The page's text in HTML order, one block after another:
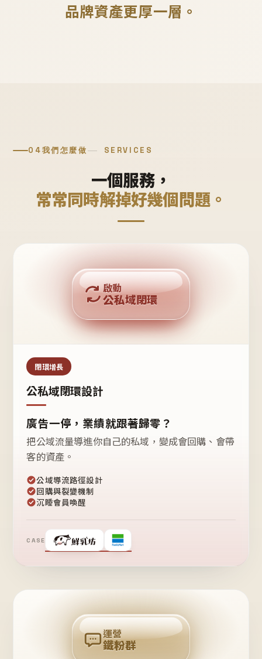
品牌資產更厚一層。
04我們怎麼做 SERVICES
一個服務，
常常同時解掉好幾個問題。
公域流量
私域鐵粉
回購複利
啟動
公私域閉環
閉環增長
公私域閉環設計
廣告一停，業績就跟著歸零？
把公域流量導進你自己的私域，變成會回購、會帶
客的資產。
公域導流路徑設計
回購與裂變機制
沉睡會員喚醒
CASE
❤
粉
回
購
運營
鐵粉群